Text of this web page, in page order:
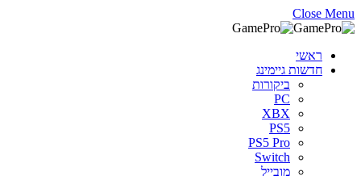
Close Menu
ראשי
חדשות גיימינג
ביקורות
PC
XBX
PS5
PS5 Pro
Switch
מובייל